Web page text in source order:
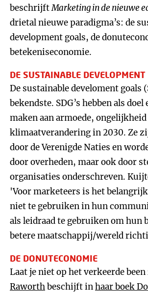
beschrijftMarketing in de nieuwe
drietal nieuwe paradigma’s: de
development goals, de
betekeniseconomie.
DE SUSTAINABLE DEVELOPMENT
De sustainable develoment goals
bekendste. SDG’s hebben als doel
maken aan armoede, ongelijkheid
klimaatverandering in 2030. Ze
door de Verenigde Naties en
door overheden, maar ook door
organisaties onderschreven.
'Voor marketeers is het belangrijk
niet te gebruiken in hun
als leidraad te gebruiken om hun
betere maatschappij/wereld
DE DONUTECONOMIE
Laat je niet op het verkeerde
Raworthbeschijft inhaar boek